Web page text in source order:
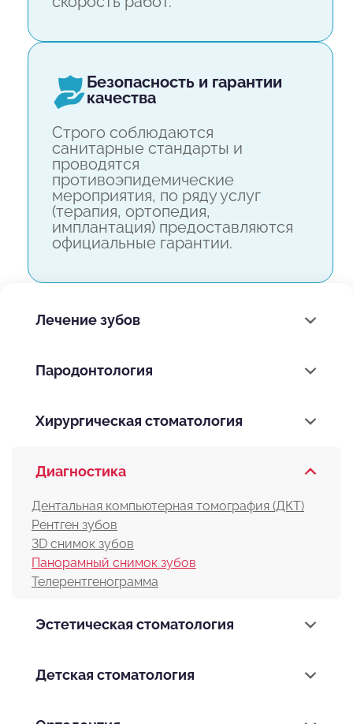
Лечение зубов
Пародонтология
Хирургическая стоматология
Диагностика
Дентальная компьютерная томография (ДКТ)
Рентген зубов
3D снимок зубов
Панорамный снимок зубов
Телерентгенограмма
Эстетическая стоматология
Детская стоматология
безопасность и гарантии
качества
Строго соблюдаются
санитарные стандарты и
проводятся
противоэпидемические
мероприятия, по ряду услуг
(терапия, ортопедия,
имплантация) предоставляются
официальные гарантии.